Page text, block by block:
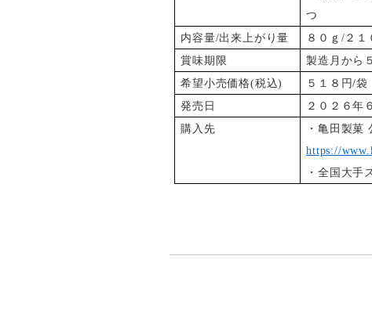
つ
内容量/出来上がり量
８０ｇ/２１
賞味期限
製造月から
希望小売価格(税込)
５１８円/袋
発売日
２０２６年
購入先
・亀田製菓
https://
・全国大手